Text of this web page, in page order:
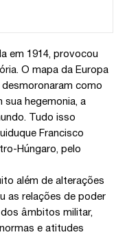
em 1914, provocou
O mapa da Europa
como
sua hegemonia, a
Tudo isso
Francisco
Húngaro, pelo
além de alterações
as relações de poder
âmbitos militar,
e atitudes